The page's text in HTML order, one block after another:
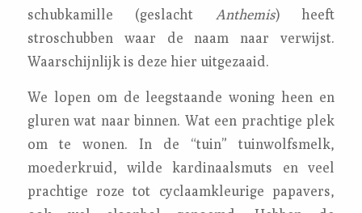
schubkamille (geslacht Anthemis) heeft
stroschubben waar de naam naar verwijst.
Waarschijnlijk is deze hier uitgezaaid.
We lopen om de leegstaande woning heen en
gluren wat naar binnen. Wat een prachtige plek
om te wonen. In de “tuin” tuinwolfsmelk,
moederkruid, wilde kardinaalsmuts en veel
prachtige roze tot cyclaamkleurige papavers,